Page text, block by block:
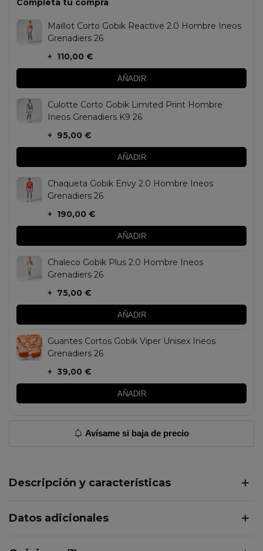
Completa tu compra
Maillot Corto Gobik Reactive 2.0 Hombre Ineos
Grenadiers 26
+ 110,00 €
AÑADIR
Culotte Corto Gobik Limited Print Hombre
Ineos Grenadiers K9 26
+ 95,00 €
AÑADIR
Chaqueta Gobik Envy 2.0 Hombre Ineos
Grenadiers 26
+ 190,00 €
AÑADIR
Chaleco Gobik Plus 2.0 Hombre Ineos
Grenadiers 26
+ 75,00 €
AÑADIR
Guantes Cortos Gobik Viper Unisex Ineos
Grenadiers 26
+ 39,00 €
AÑADIR
Avísame si baja de precio
Descripción y características
Datos adicionales